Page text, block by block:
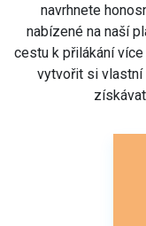
navrhnete
nabízené na naší
cestu k přilákání
vytvořit si vlastní